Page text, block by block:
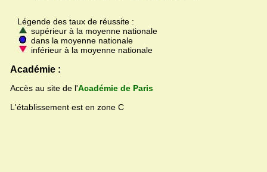
Légende des taux de réussite :
supérieur à la moyenne nationale
dans la moyenne nationale
inférieur à la moyenne nationale
Académie :
Accès au site de l'Académie de Paris
L'établissement est en zone C